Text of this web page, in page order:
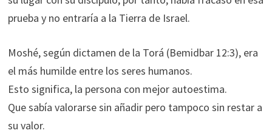
prueba y no entraría a la Tierra de Israel.
Moshé, según dictamen de la Torá (Bemidbar 12:3), era
el más humilde entre los seres humanos.
Esto significa, la persona con mejor autoestima.
Que sabía valorarse sin añadir pero tampoco sin restar a
su valor.